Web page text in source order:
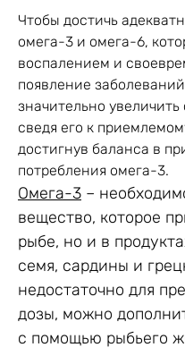
Чтобы достичь
омега-3 и омега-6,
воспалением и
появление
значительно
сведя его к
достигнув баланса в
потребления омега-3.
Омега-3 –
вещество, которое
рыбе, но и в
семя, сардины и
недостаточно для
дозы, можно
с помощью рыбьего